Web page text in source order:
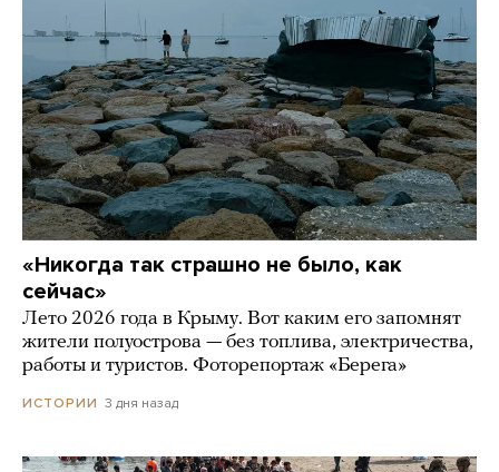
«Никогда так страшно не было, как
сейчас»
Лето 2026 года в Крыму. Вот каким его запомнят
жители полуострова — без топлива, электричества,
работы и туристов. Фоторепортаж «Берега»
ИСТОРИИ 3 дня назад